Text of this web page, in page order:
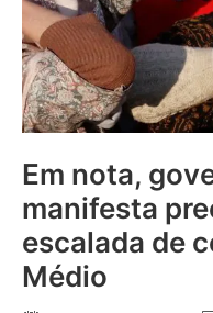
Em nota,
manifesta
escalada de
Médio